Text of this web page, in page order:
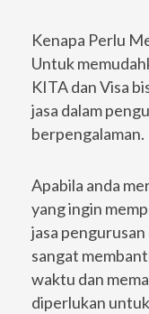
Kenapa Perlu
Untuk
KITA dan Visa
jasa dalam
berpengalaman.
Apabila anda
yang ingin
jasa
sangat
waktu dan
diperlukan